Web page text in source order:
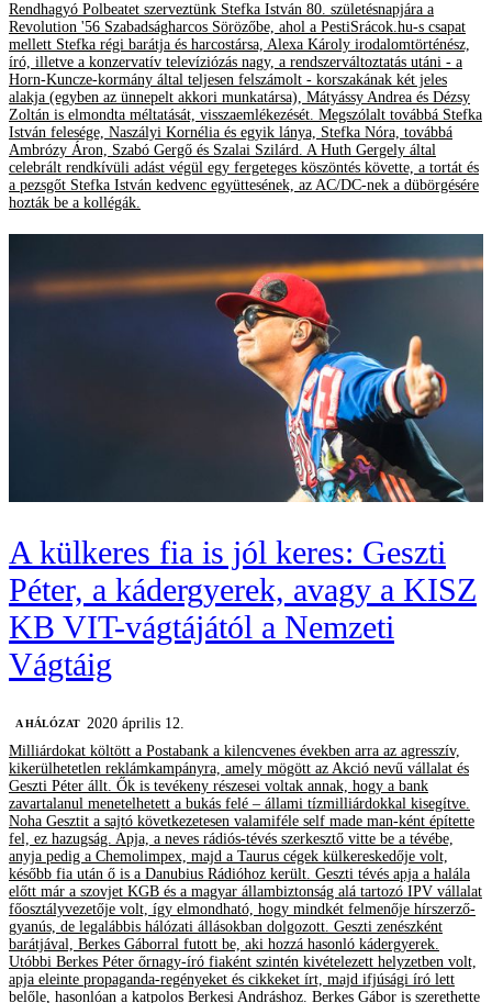
Rendhagyó Polbeatet szerveztünk Stefka István 80. születésnapjára a
Revolution '56 Szabadságharcos Sörözőbe, ahol a PestiSrácok.hu-s csapat
mellett Stefka régi barátja és harcostársa, Alexa Károly irodalomtörténész,
író, illetve a konzervatív televíziózás nagy, a rendszerváltoztatás utáni - a
Horn-Kuncze-kormány által teljesen felszámolt - korszakának két jeles
alakja (egyben az ünnepelt akkori munkatársa), Mátyássy Andrea és Dézsy
Zoltán is elmondta méltatását, visszaemlékezését. Megszólalt továbbá Stefka
István felesége, Naszályi Kornélia és egyik lánya, Stefka Nóra, továbbá
Ambrózy Áron, Szabó Gergő és Szalai Szilárd. A Huth Gergely által
celebrált rendkívüli adást végül egy fergeteges köszöntés követte, a tortát és
a pezsgőt Stefka István kedvenc együttesének, az AC/DC-nek a dübörgésére
hozták be a kollégák.
A külkeres fia is jól keres: Geszti
Péter, a kádergyerek, avagy a KISZ
KB VIT-vágtájától a Nemzeti
Vágtáig
A HÁLÓZAT
2020 április 12.
Milliárdokat költött a Postabank a kilencvenes években arra az agresszív,
kikerülhetetlen reklámkampányra, amely mögött az Akció nevű vállalat és
Geszti Péter állt. Ők is tevékeny részesei voltak annak, hogy a bank
zavartalanul menetelhetett a bukás felé – állami tízmilliárdokkal kisegítve.
Noha Gesztit a sajtó következetesen valamiféle self made man-ként építette
fel, ez hazugság. Apja, a neves rádiós-tévés szerkesztő vitte be a tévébe,
anyja pedig a Chemolimpex, majd a Taurus cégek külkereskedője volt,
később fia után ő is a Danubius Rádióhoz került. Geszti tévés apja a halála
előtt már a szovjet KGB és a magyar állambiztonság alá tartozó IPV vállalat
főosztályvezetője volt, így elmondható, hogy mindkét felmenője hírszerző-
gyanús, de legalábbis hálózati állásokban dolgozott. Geszti zenészként
barátjával, Berkes Gáborral futott be, aki hozzá hasonló kádergyerek.
Utóbbi Berkes Péter őrnagy-író fiaként szintén kivételezett helyzetben volt,
apja eleinte propaganda-regényeket és cikkeket írt, majd ifjúsági író lett
belőle, hasonlóan a katpolos Berkesi Andráshoz. Berkes Gábor is szerethette